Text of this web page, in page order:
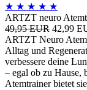
★ ★ ★ ★ ★
ARTZT neuro
49,95 EUR 42,99
ARTZT Neuro
Alltag und
verbessere deine
– egal ob zu Hause,
Atemtrainer bietet